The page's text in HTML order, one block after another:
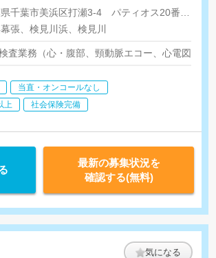
年齢考慮します
千葉県千葉市美浜区打瀬3-4 パティオス20番街101
張、検見川浜、検見川
査業務（心・腹部、頸動脈エコー、心電図、採
当直・オンコールなし
上
社会保険完備
最新の募集状況を
確認する(無料)
気になる